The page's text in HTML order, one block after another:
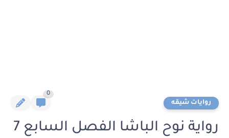
روايات شيقه
0
رواية نوح الباشا الفصل السابع 7